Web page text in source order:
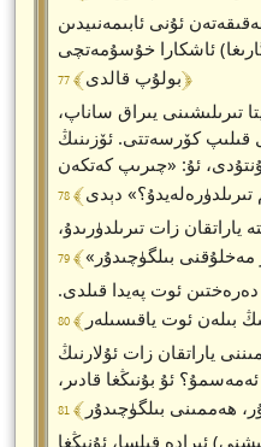
ئۇنى ئابىمەنىيدىن
ئاشكارا خۇسۇمەتچى
بولۇپ قالدى﴾ 77 ﴿
تىرىلىشىنى يىراق ساناپ،
كۆرسەتتى. ئۆزىنىڭ
ئۇنتۇدى، ئۇ: «چىرىپ كەتكەن
دېدى
زات تىرىلدۈرىدۇ،
مەخلۇقنى بىلگۈچىدۇر»
ئوت پەيدا قىلدى.
بىلەن ئوت ياقىسىلەر
ياراتقان زات ئۇلارنىڭ
ئۇ بۇنىڭغا قادىر،
ھەممىنى بىلگۈچىدۇر
ئىرادە قىلسا، ئۇنىڭغا